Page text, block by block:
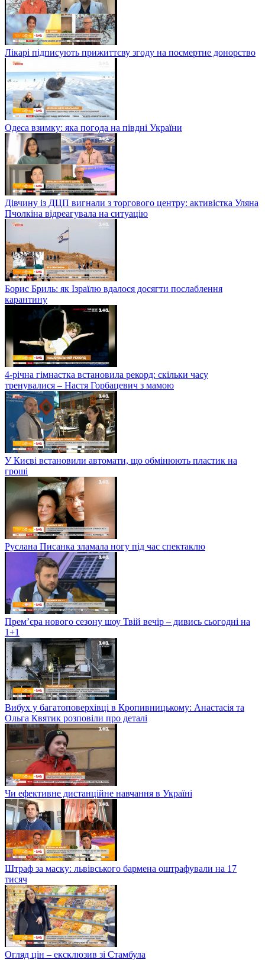
Лікарі підписують прижиттєву згоду на посмертне донорство
Одеса взимку: яка погода на півдні України
Дівчину із ДЦП вигнали з торгового центру: активістка Уляна
Пчолкіна відреагувала на ситуацію
Борис Бриль: як Ізраїлю вдалося досягти послаблення
карантину
4-річна гімнастка встановила рекорд: скільки часу
тренувалися – Настя Горбацевич з мамою
У Києві встановили автомати, що обмінюють пластик на
гроші
Руслана Писанка зламала ногу під час спектаклю
Прем’єра нового сезону шоу Твій вечір – дивись сьогодні на
1+1
Вибух у багатоповерхівці в Кропивницькому: Анастасія та
Ольга Квятик розповіли про деталі
Чи ефективне дистанційне навчання в Україні
Штраф за маску: львівського бармена оштрафували на 17
тисяч
Огляд цін – ексклюзив зі Стамбула